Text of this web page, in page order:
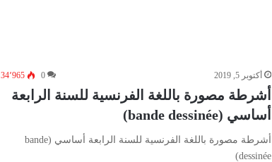
أكتوبر 5, 2019 0 34٬965
أشرطة مصورة باللغة الفرنسية للسنة الرابعة
أساسي (bande dessinée)
أشرطة مصورة باللغة الفرنسية للسنة الرابعة أساسي (bande
dessinée)